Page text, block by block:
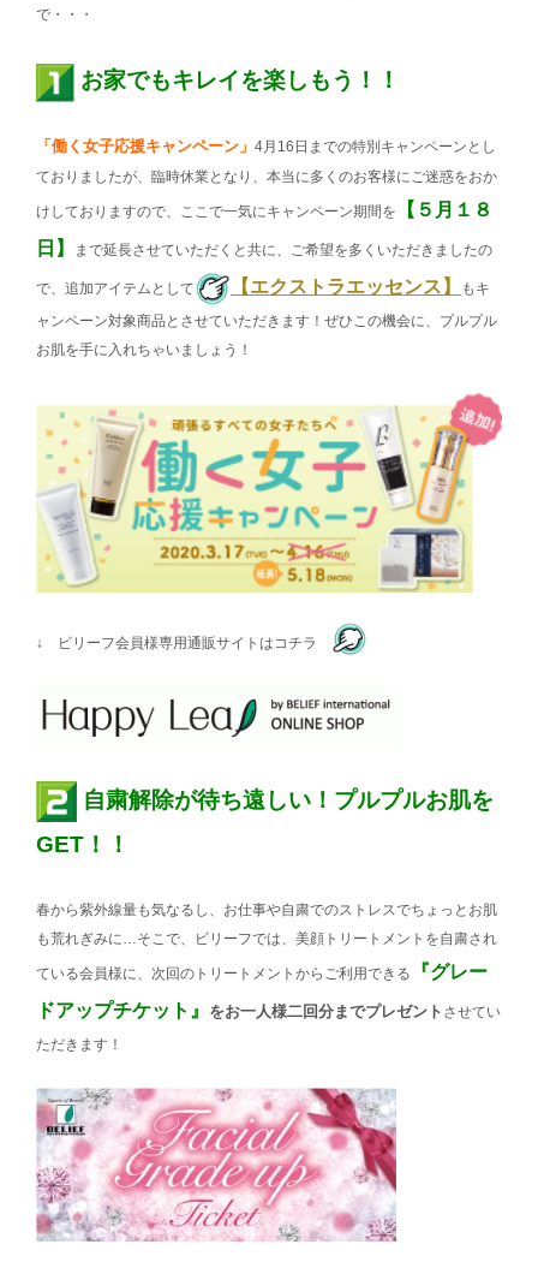
で・・・
お家でもキレイを楽しもう！！
「働く女子応援キャンペーン」 4月16日までの特別キャンペーンとし
ておりましたが、臨時休業となり、本当に多くのお客様にご迷惑をおか
けしておりますので、ここで一気にキャンペーン期間を
【５月１８
日】
まで延長させていただくと共に、ご希望を多くいただきましたの
で、追加アイテムとして 【エクストラエッセンス】
もキ
ャンペーン対象商品とさせていただきます！ぜひこの機会に、プルプル
お肌を手に入れちゃいましょう！
↓ ビリーフ会員様専用通販サイトはコチラ
自粛解除が待ち遠しい！プルプルお肌を
GET！！
春から紫外線量も気なるし、お仕事や自粛でのストレスでちょっとお肌
も荒れぎみに…そこで、ビリーフでは、美顔トリートメントを自粛され
ている会員様に、次回のトリートメントからご利用できる
『グレー
ドアップチケット』
をお一人様二回分までプレゼント させてい
ただきます！